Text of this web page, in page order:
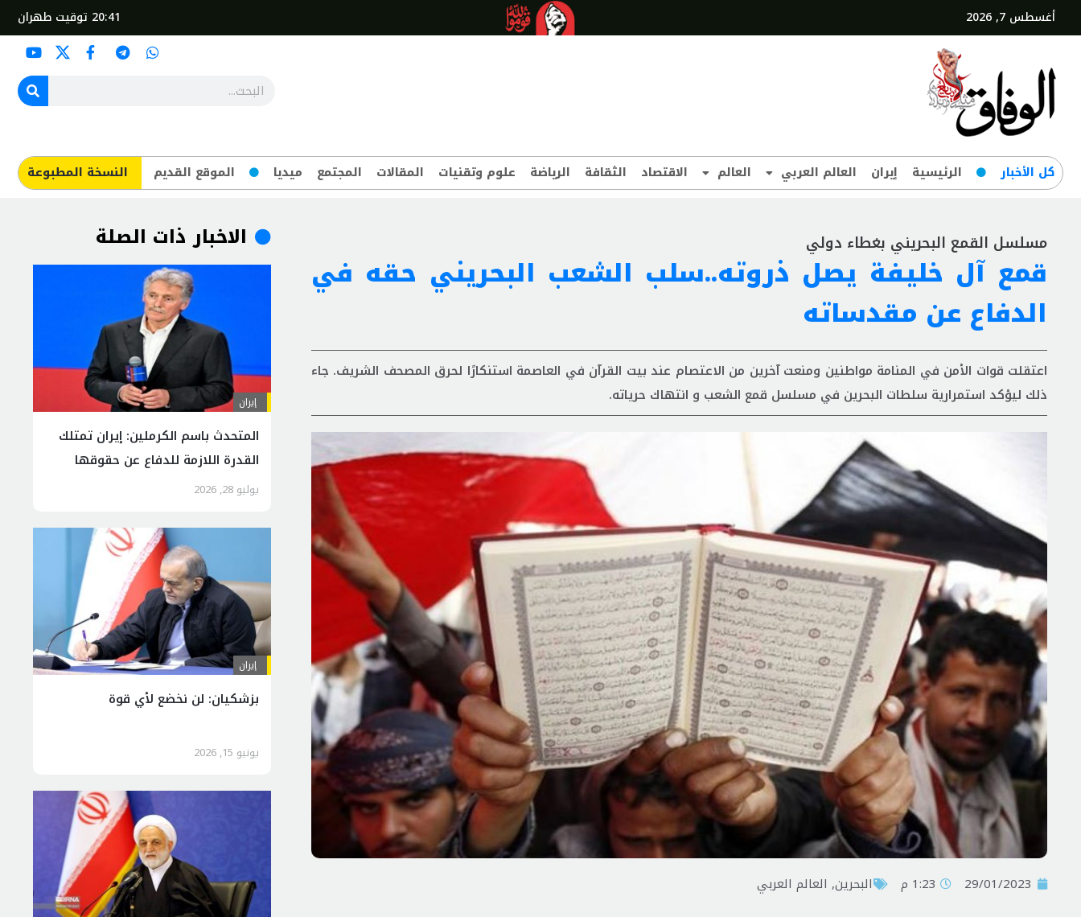
أغسطس 7, 2026 20:41 توقيت طهران
کل‌ الأخبار الرئيسية إيران العالم العربي العالم الاقتصاد الثقافة الرياضة علوم وتقنيات المقالات المجتمع ميديا الموقع القديم ​النسخة المطبوعة
مسلسل القمع البحريني بغطاء دولي
قمع آل خليفة يصل ذروته..سلب الشعب البحريني حقه في
الدفاع عن مقدساته
اعتقلت قوات الأمن في المنامة مواطنين ومنعت آخرين من الاعتصام عند بيت القرآن في العاصمة استنكارًا لحرق المصحف الشريف. جاء
ذلك ليؤكد استمرارية سلطات البحرين في مسلسل قمع الشعب و انتهاك حرياته.
29/01/2023 1:23 م البحرين, العالم العربي
الاخبار ذات الصلة
إيران
المتحدث باسم الكرملين: إيران تمتلك
القدرة اللازمة للدفاع عن حقوقها
يوليو 28, 2026
إيران
بزشكيان: لن نخضع لأي قوة
يونيو 15, 2026